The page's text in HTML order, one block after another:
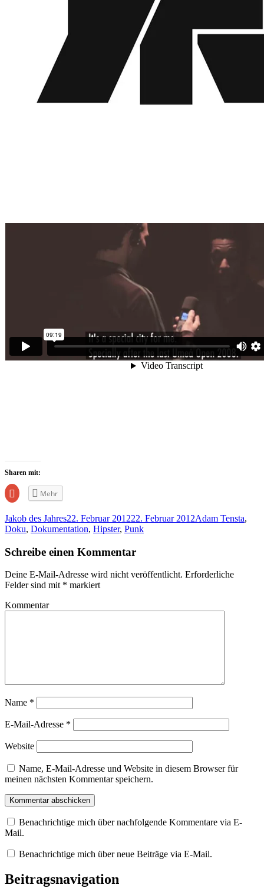
Sharen mit:
Zum
Teilen
anklicken
(Wird
in
Fenster
geöffnet)
Mehr
Jakob des Jahres22. Februar 201222. Februar 2012Adam Tensta,
Doku, Dokumentation, Hipster, Punk
Schreibe einen Kommentar
Deine E-Mail-Adresse wird nicht veröffentlicht. Erforderliche
Felder sind mit * markiert
Kommentar
Name *
E-Mail-Adresse *
Website
Name, E-Mail-Adresse und Website in diesem Browser für
meinen nächsten Kommentar speichern.
Benachrichtige mich über nachfolgende Kommentare via E-
Mail.
Benachrichtige mich über neue Beiträge via E-Mail.
Beitragsnavigation